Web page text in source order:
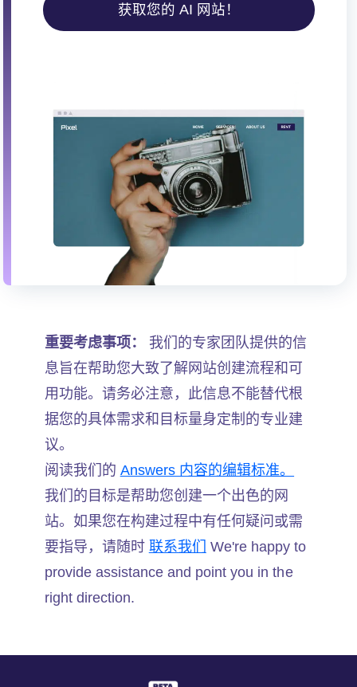
获取您的 AI 网站！
重要考虑事项：
我们的专家团队提供的信
息旨在帮助您大致了解网站创建流程和可
用功能。请务必注意，此信息不能替代根
据您的具体需求和目标量身定制的专业建
议。
阅读我们的 Answers 内容的编辑标准。
我们的目标是帮助您创建一个出色的网
站。如果您在构建过程中有任何疑问或需
要指导，请随时 联系我们 We're happy to
provide assistance and point you in the
right direction.